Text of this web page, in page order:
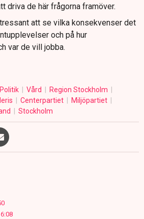
driva de här frågorna framöver.
att se vilka konsekvenser det
och på hur
var de vill jobba.
Politik Vård
Region Stockholm
Centerpartiet
Miljöpartiet
Stockholm